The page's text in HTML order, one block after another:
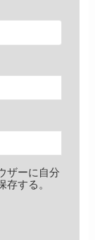
ザーに自分
する。